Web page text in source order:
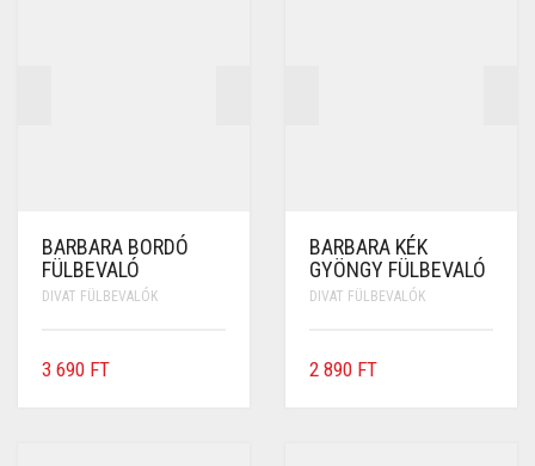
BARBARA BORDÓ
FÜLBEVALÓ
DIVAT FÜLBEVALÓK
3 690 FT
BARBARA KÉK
GYÖNGY FÜLBEVALÓ
DIVAT FÜLBEVALÓK
2 890 FT